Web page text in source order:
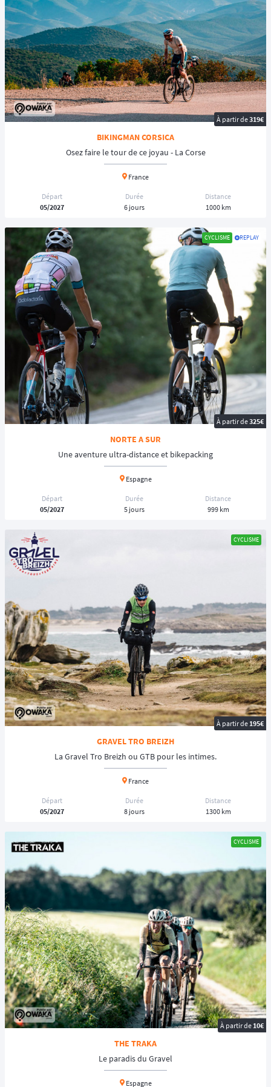
et votre vélo. Une immersion totale.
◾️Événements solidaires : Des raids à vélo organisés pour soutenir des
causes, alliant sport et engagement humain.
◾️Destinations hors-pistes: Des traces spécifiques pour le Fatbike dans
le Grand Nord ou le Sahara.
🛠️ Bien se préparer pour une aventure à vélo
Partir pour un raid ou une épreuve d'ultra-distance demande une
le Gravel, suspensions pour le VTT).Comment s'équiper pour du
: Accumuler des heures de selle pour habituer
son corps à l'endurance fondamentale.
navigation: Apprendre à suivre un tracé sur son GPS vélo sans
Que vous soyez à la recherche d'unecourse par étapesou d'un
défi
non-stop, il y en a pour tous les goûts et tous les niveaux 🏅 sur .
À partir de319€
BIKINGMAN CORSICA
Osez faire le tour de ce joyau - La Corse
France
Départ
05/2027
Durée
6 jours
Distance
1000 km
CYCLISME REPLAY
À partir de325€
NORTE A SUR
Une aventure ultra-distance et bikepacking
Espagne
Départ
05/2027
Durée
5 jours
Distance
999 km
CYCLISME
À partir de 195€
GRAVEL TRO BREIZH
La Gravel Tro Breizh ou GTB pour les intimes.
France
Départ
05/2027
Durée
8 jours
Distance
1300 km
CYCLISME
À partir de10€
THE TRAKA
Le paradis du Gravel
Espagne